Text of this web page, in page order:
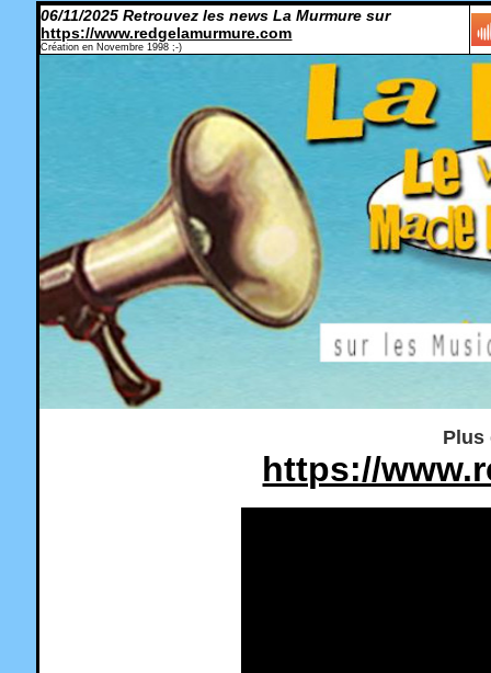
06/11/2025 Retrouvez les news La Murmure sur
https://www.redgelamurmure.com
Création en Novembre 1998 ;-)
Plus
https://